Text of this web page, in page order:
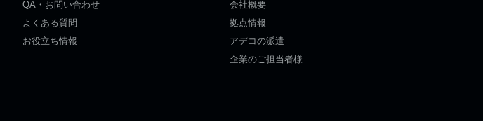
QA・お問い合わせ
よくある質問
お役立ち情報
会社概要
拠点情報
アデコの派遣
企業のご担当者様